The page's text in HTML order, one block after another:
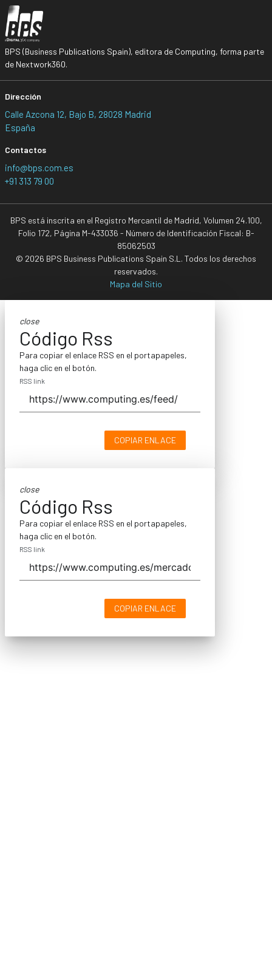
BPS (Business Publications Spain), editora de Computing, forma parte
de Nextwork360.
Dirección
Calle Azcona 12, Bajo B, 28028 Madrid
España
Contactos
info@bps.com.es
+91 313 79 00
BPS está inscrita en el Registro Mercantil de Madrid, Volumen 24.100,
Folio 172, Página M-433036 - Número de Identificación Fiscal: B-
85062503
© 2026 BPS Business Publications Spain S.L. Todos los derechos
reservados.
Mapa del Sitio
close
Código Rss
Para copiar el enlace RSS en el portapapeles,
haga clic en el botón.
RSS link
COPIAR ENLACE
close
Código Rss
Para copiar el enlace RSS en el portapapeles,
haga clic en el botón.
RSS link
COPIAR ENLACE